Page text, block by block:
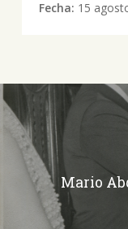
Fecha: 15
Mario